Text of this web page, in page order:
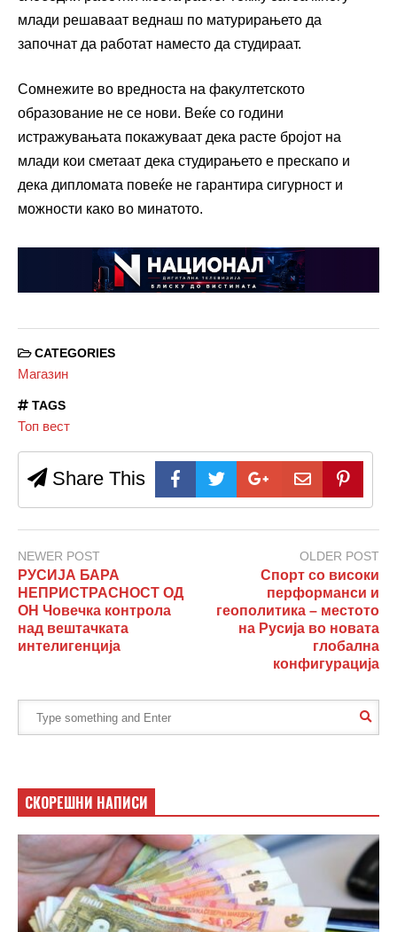
млади решаваат веднаш по матурирањето да
започнат да работат наместо да студираат.
Сомнежите во вредноста на факултетското
образование не се нови. Веќе со години
истражувањата покажуваат дека расте бројот на
млади кои сметаат дека студирањето е прескапо и
дека дипломата повеќе не гарантира сигурност и
можности како во минатото.
CATEGORIES
Магазин
TAGS
Топ вест
Share This
NEWER POST
РУСИЈА БАРА
НЕПРИСТРАСНОСТ ОД
ОН Човечка контрола
над вештачката
интелигенција
OLDER POST
Спорт со високи
перформанси и
геополитика – местото
на Русија во новата
глобална
конфигурација
СКОРЕШНИ НАПИСИ